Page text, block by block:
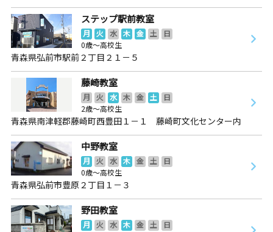
ステップ駅前教室
月 火 水 木 金 土
日
0歳～高校生
青森県弘前市駅前２丁目２１－５
藤崎教室
月 火 水 木 金 土
日
2歳～高校生
青森県南津軽郡藤崎町西豊田１－１ 藤崎町文化センター内
中野教室
月 火 水 木 金 土
日
0歳～高校生
青森県弘前市豊原２丁目１－３
野田教室
月 火 水 木 金 土
日